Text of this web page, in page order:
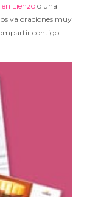
en Lienzoo una
valoraciones muy
contigo!